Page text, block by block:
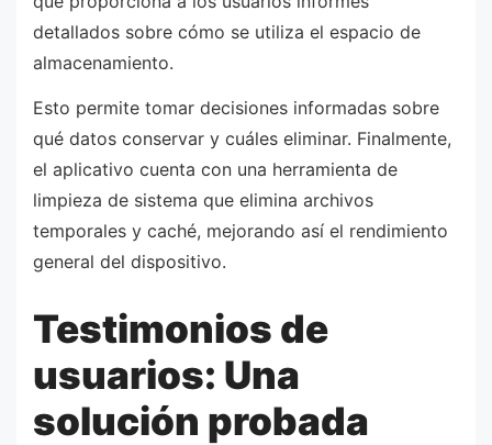
detallados sobre cómo se utiliza el espacio de
almacenamiento.
Esto permite tomar decisiones informadas sobre
qué datos conservar y cuáles eliminar. Finalmente,
el aplicativo cuenta con una herramienta de
limpieza de sistema que elimina archivos
temporales y caché, mejorando así el rendimiento
general del dispositivo.
Testimonios de
usuarios: Una
solución probada